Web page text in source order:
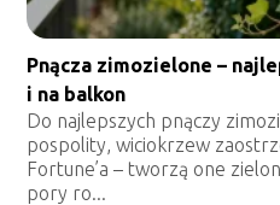
Pnącza zimozielone –
i na balkon
Do najlepszych pnączy
pospolity, wiciokrzew
Fortune’a – tworzą one
pory ro...